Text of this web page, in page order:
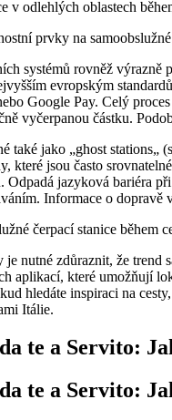
v odlehlých oblastech
systémů rovněž
evropským
Google Pay. Celý
vyčerpanou částku.
také jako „ghost
které jsou často
Odpadá jazyková bariéra
Informace o dopravě
nutné zdůraznit, že
aplikací, které umožňují
hledáte inspiraci na
Itálie.
te a Servito:
te a Servito: